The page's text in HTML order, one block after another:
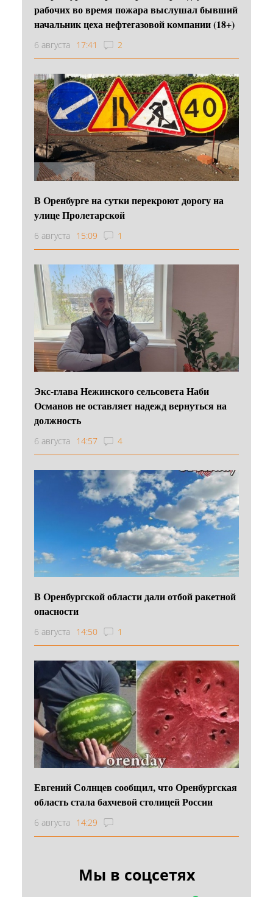
рабочих во время пожара выслушал бывший
начальник цеха нефтегазовой компании (18+)
6 августа 17:41 2
В Оренбурге на сутки перекроют дорогу на
улице Пролетарской
6 августа 15:09 1
Экс-глава Нежинского сельсовета Наби
Османов не оставляет надежд вернуться на
должность
6 августа 14:57 4
В Оренбургской области дали отбой ракетной
опасности
6 августа 14:50 1
Евгений Солнцев сообщил, что Оренбургская
область стала бахчевой столицей России
6 августа 14:29
Мы в соцсетях